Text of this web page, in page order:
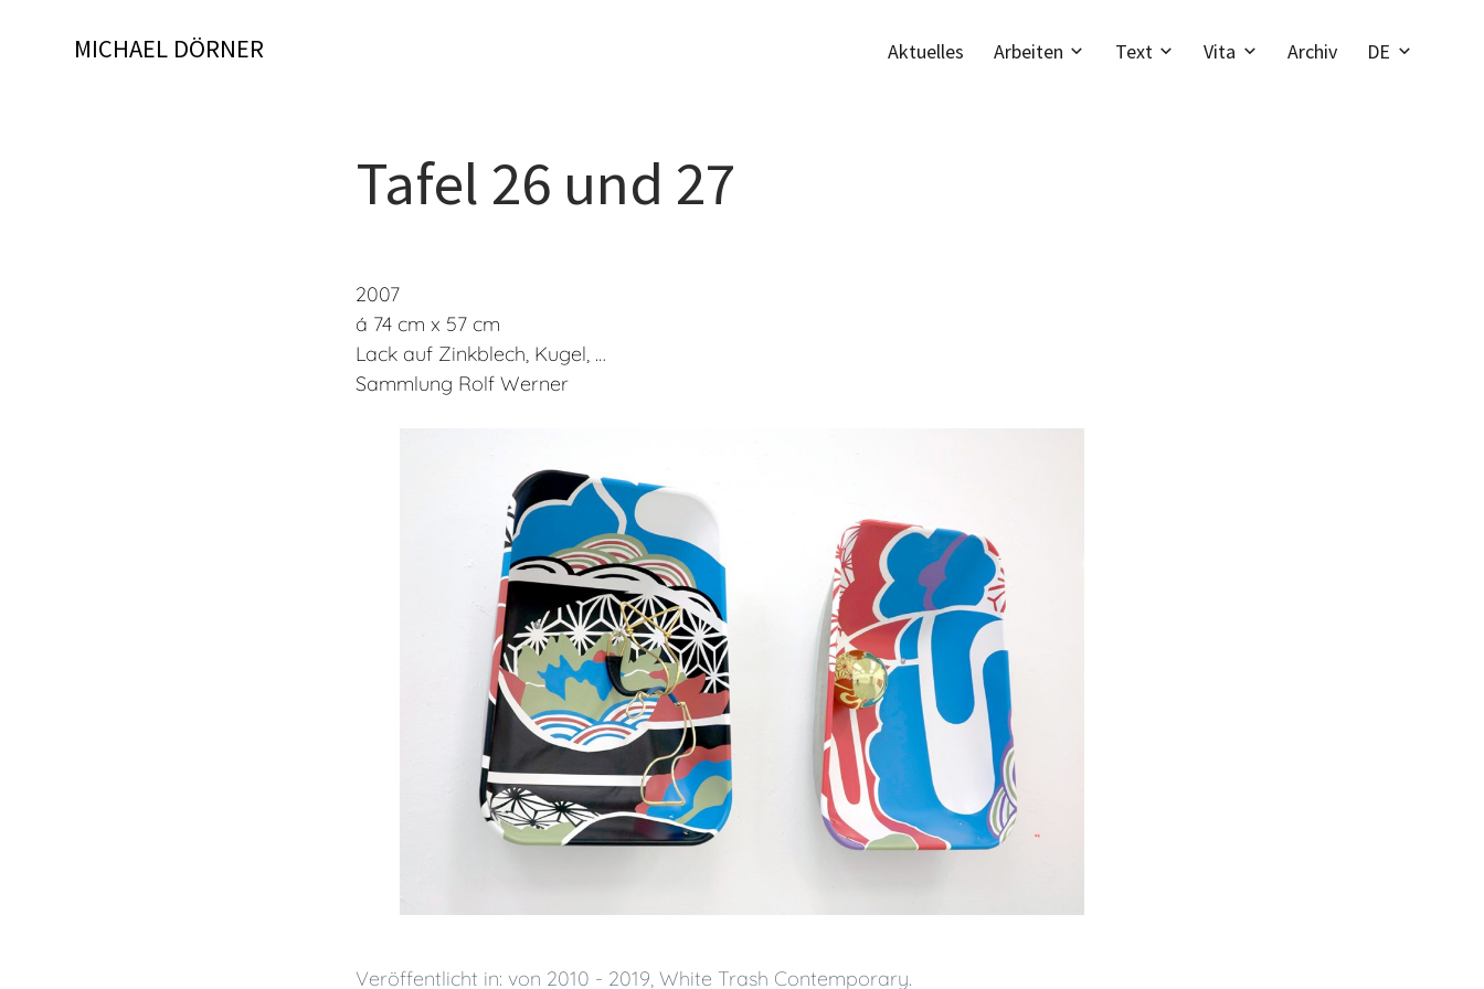
MICHAEL DÖRNER Aktuelles Arbeiten Text Vita Archiv DE
Tafel 26 und 27
2007
á 74 cm x 57 cm
Lack auf Zinkblech, Kugel, …
Sammlung Rolf Werner
Veröffentlicht in: von 2010 - 2019, White Trash Contemporary.